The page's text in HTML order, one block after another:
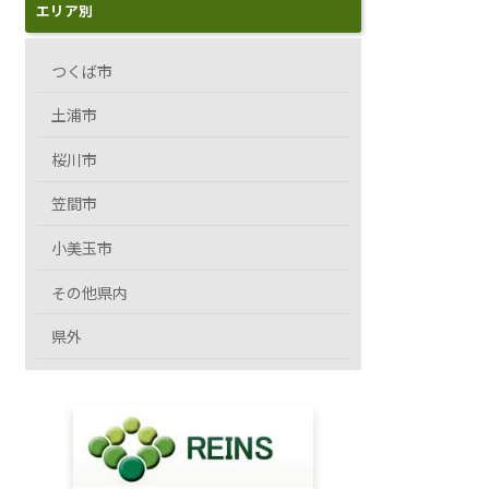
エリア別
つくば市
土浦市
桜川市
笠間市
小美玉市
その他県内
県外